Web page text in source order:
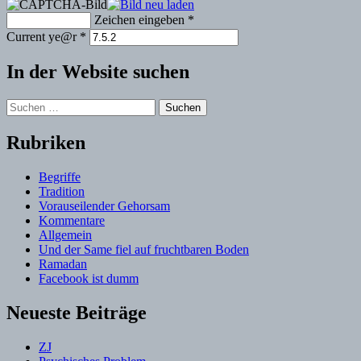
Zeichen eingeben *
Current ye@r *
In der Website suchen
Suchen
nach:
Rubriken
Begriffe
Tradition
Vorauseilender Gehorsam
Kommentare
Allgemein
Und der Same fiel auf fruchtbaren Boden
Ramadan
Facebook ist dumm
Neueste Beiträge
ZJ